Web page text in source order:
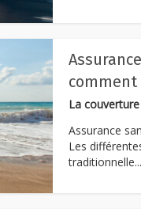
comment
La
Assurance
Les
traditionnelle...